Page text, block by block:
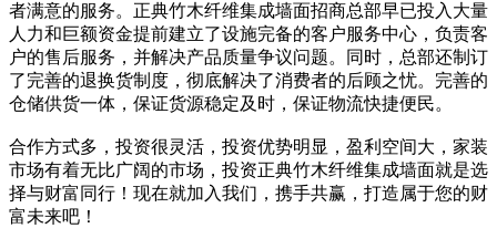
者满意的服务。正典竹木纤维集成墙面招商总部早已投入大量
人力和巨额资金提前建立了设施完备的客户服务中心，负责客
户的售后服务，并解决产品质量争议问题。同时，总部还制订
了完善的退换货制度，彻底解决了消费者的后顾之忧。完善的
仓储供货一体，保证货源稳定及时，保证物流快捷便民。
合作方式多，投资很灵活，投资优势明显，盈利空间大，家装
市场有着无比广阔的市场，投资正典竹木纤维集成墙面就是选
择与财富同行！现在就加入我们，携手共赢，打造属于您的财
富未来吧！